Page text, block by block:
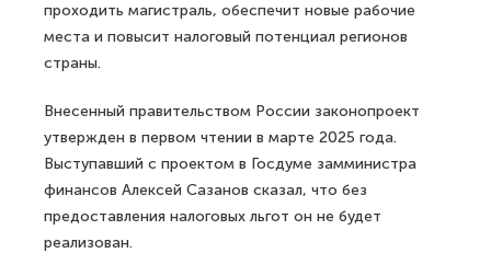
проходить магистраль, обеспечит новые рабочие
места и повысит налоговый потенциал регионов
страны.
Внесенный правительством России законопроект
утвержден в первом чтении в марте 2025 года.
Выступавший с проектом в Госдуме замминистра
финансов Алексей Сазанов сказал, что без
предоставления налоговых льгот он не будет
реализован.